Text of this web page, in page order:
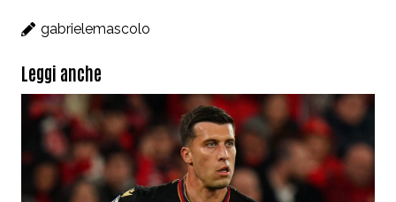
gabrielemascolo
Leggi anche